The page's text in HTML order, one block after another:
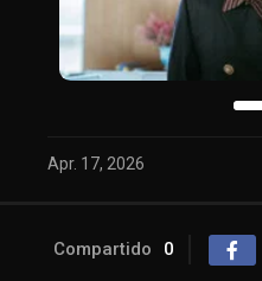
Apr. 17, 2026
Compartido 0